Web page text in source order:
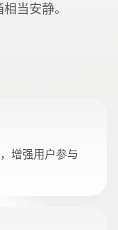
当安静。
增强用户参与